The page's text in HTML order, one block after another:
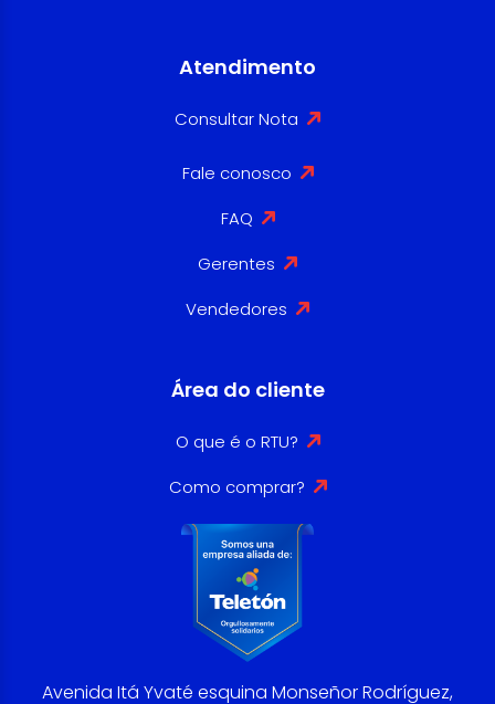
Atendimento
Consultar Nota
Fale conosco
FAQ
Gerentes
Vendedores
Área do cliente
O que é o RTU?
Como comprar?
Avenida Itá Yvaté esquina Monseñor Rodríguez,